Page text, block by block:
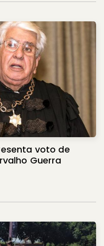
voto de
Guerra